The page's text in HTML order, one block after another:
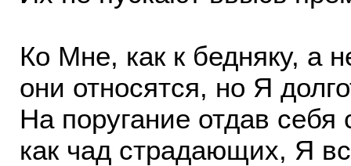
Ко Мне, как к бедняку, а
они относятся, но Я
На поругание отдав себя
как чад страдающих, Я